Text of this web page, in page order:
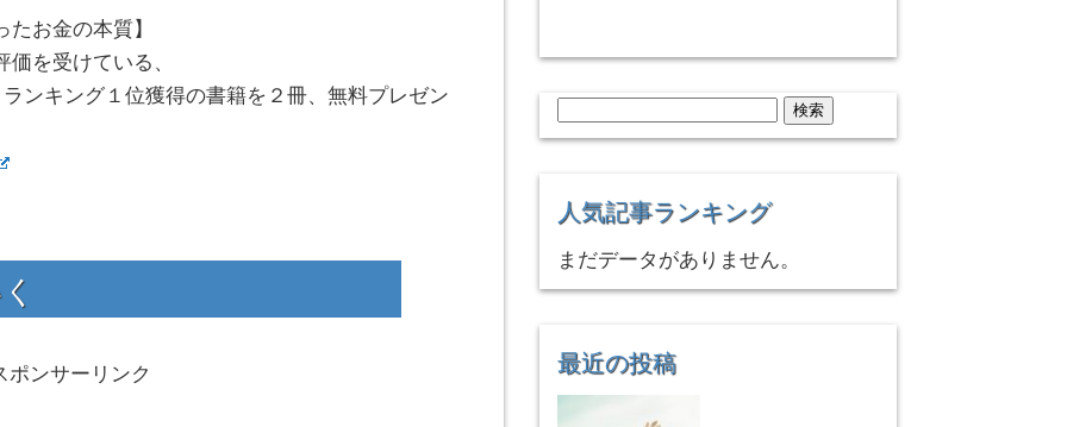
たお金の本質】
を受けている、
ンキング１位獲得の書籍を２冊、無料プレゼン
ポンサーリンク
索:
人気記事ランキング
まだデータがありません。
最近の投稿